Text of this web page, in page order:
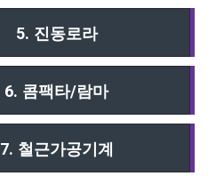
5. 진동로라
6. 콤팩타/람마
7. 철근가공기계